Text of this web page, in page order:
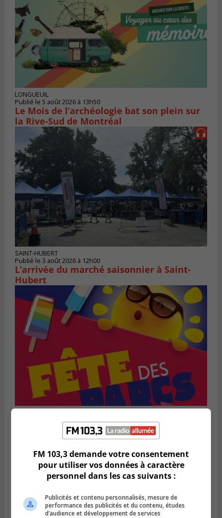
LONGUEUIL
Publié le 5 août 2026 à 13h50
Le Mois de l’archéologie bat son plein sur
la Rive-Sud de Montréal
SAINT-HUBERT
Publié le 3 août 2026 à 12h00
L’arrivée du marché saisonnier à Saint-
Hubert
Publié le 2 août 2026 à 08h06
La Fête des parcs est de retour à Saint-
FM 103,3 demande votre consentement
pour utiliser vos données à caractère
personnel dans les cas suivants :
Publicités et contenu personnalisés, mesure de
performance des publicités et du contenu, études
d’audience et développement de services